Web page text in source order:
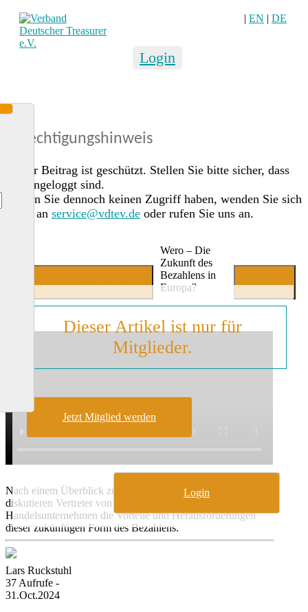
| EN | DE
Login
Berechtigungshinweis
Dieser Beitrag ist geschützt. Stellen Sie bitte sicher, dass
Sie eingeloggt sind.
Sollten Sie dennoch keinen Zugriff haben, wenden Sie sich
gerne an service@vdtev.de oder rufen Sie uns an.
Wero – Die
Zukunft des
Bezahlens in
Europa?
Dieser Artikel ist nur für
Mitglieder.
Jetzt Mitglied werden
Login
Nach einem Überblick zu diesem künftigen Bezahlsystem
diskutieren Vertreter von EPI, Acquirern und
Handelsunternehmen die Vorteile und Herausforderungen
dieser zukünftigen Form des Bezahlens.
Lars Ruckstuhl
37 Aufrufe -
31.Oct.2024